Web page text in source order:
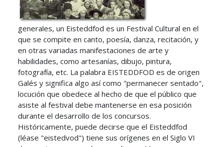
generales, un Eisteddfod es un Festival Cultural en el
que se compite en canto, poesía, danza, recitación, y
en otras variadas manifestaciones de arte y
habilidades, como artesanías, dibujo, pintura,
fotografía, etc. La palabra EISTEDDFOD es de origen
Galés y significa algo así como "permanecer sentado",
locución que obedece al hecho de que el público que
asiste al festival debe mantenerse en esa posición
durante el desarrollo de los concursos.
Históricamente, puede decirse que el Eisteddfod
(léase "eistedvod") tiene sus orígenes en el Siglo VI